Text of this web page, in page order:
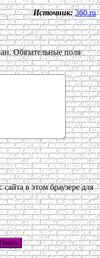
Источник: 360.ru
Обязательные поля
в этом браузере для
Поиск